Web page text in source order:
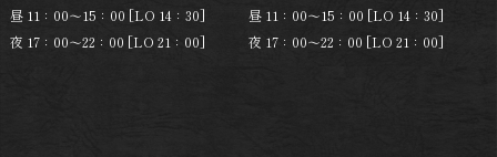
昼 11：00～15：00 [LO 14：30]
夜 17：00～22：00 [LO 21：00]
昼 11：00～15：00 [LO 14：30]
夜 17：00～22：00 [LO 21：00]